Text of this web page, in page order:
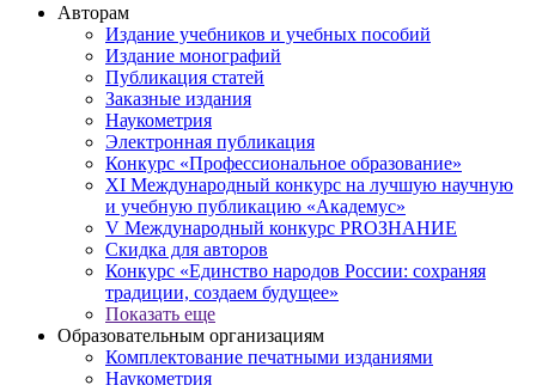
Авторам
Издание учебников и учебных пособий
Издание монографий
Публикация статей
Заказные издания
Наукометрия
Электронная публикация
Конкурс «Профессиональное образование»
XI Международный конкурс на лучшую научную
и учебную публикацию «Академус»
V Международный конкурс PROЗНАНИЕ
Скидка для авторов
Конкурс «Единство народов России: сохраняя
традиции, создаем будущее»
Показать еще
Образовательным организациям
Комплектование печатными изданиями
Наукометрия